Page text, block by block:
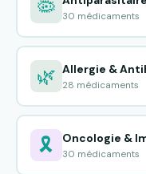
🦠 30 médicaments
🌿 Allergie &
28 médicaments
🎗️ Oncologie &
30 médicaments